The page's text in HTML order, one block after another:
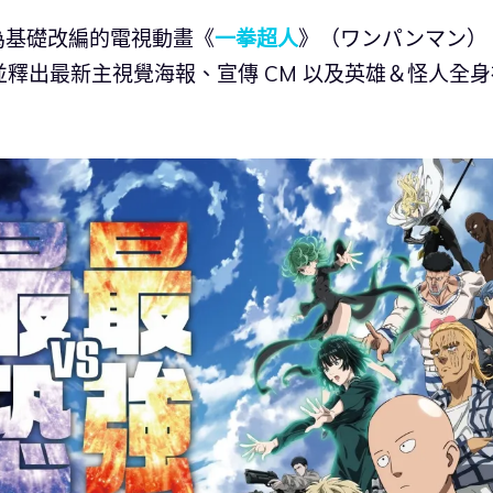
礎改編的電視動畫《一拳超人》（ワンパンマン）
出最新主視覺海報、宣傳 CM 以及英雄＆怪人全